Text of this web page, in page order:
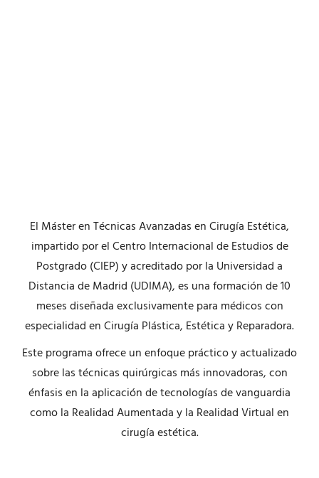
El Máster en Técnicas Avanzadas en Cirugía Estética,
impartido por el Centro Internacional de Estudios de
Postgrado (CIEP) y acreditado por la Universidad a
Distancia de Madrid (UDIMA), es una formación de 10
meses diseñada exclusivamente para médicos con
especialidad en Cirugía Plástica, Estética y Reparadora.
Este programa ofrece un enfoque práctico y actualizado
sobre las técnicas quirúrgicas más innovadoras, con
énfasis en la aplicación de tecnologías de vanguardia
como la Realidad Aumentada y la Realidad Virtual en
cirugía estética.